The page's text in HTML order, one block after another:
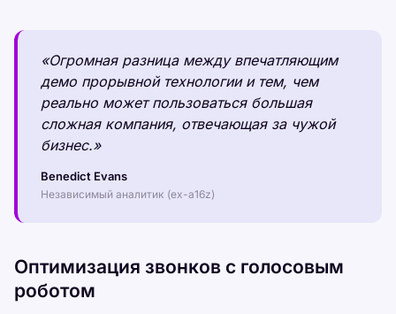
«Огромная разница между впечатляющим
демо прорывной технологии и тем, чем
реально может пользоваться большая
сложная компания, отвечающая за чужой
бизнес.»
Benedict Evans
Независимый аналитик (ex-a16z)
Оптимизация звонков с голосовым
роботом